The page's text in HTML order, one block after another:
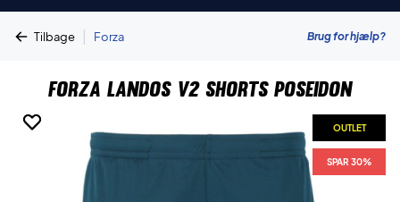
Tilbage | Forza Brug for hjælp?
Forza Landos V2 Shorts Poseidon
OUTLET
SPAR 30%
OUTLET
SPAR 30%